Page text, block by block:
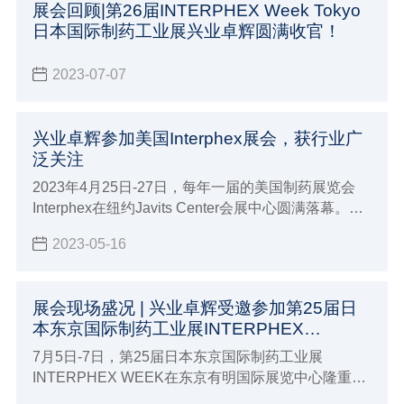
展会回顾|第26届INTERPHEX Week Tokyo
日本国际制药工业展兴业卓辉圆满收官！
2023-07-07
兴业卓辉参加美国Interphex展会，获行业广
泛关注
2023年4月25日-27日，每年一届的美国制药展览会
Interphex在纽约Javits Center会展中心圆满落幕。兴
推进海外市场的实力。
2023-05-16
展会现场盛况 | 兴业卓辉受邀参加第25届日
本东京国际制药工业展INTERPHEX
WEEK！
7月5日-7日，第25届日本东京国际制药工业展
INTERPHEX WEEK在东京有明国际展览中心隆重举